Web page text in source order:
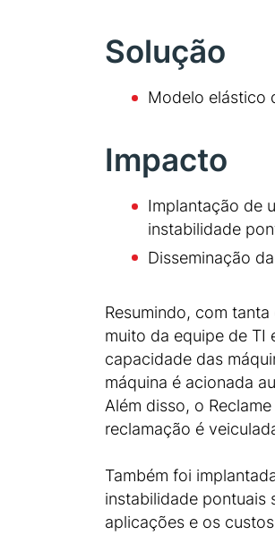
Solução
Modelo elástico
Impacto
Implantação de
instabilidade
Disseminação
Resumindo, com
muito da equipe de TI
capacidade das
máquina é acionada
Além disso, o
reclamação é
Também foi
instabilidade pontuais
aplicações e os